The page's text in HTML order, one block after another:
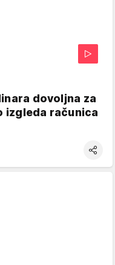
dovoljna za
izgleda računica